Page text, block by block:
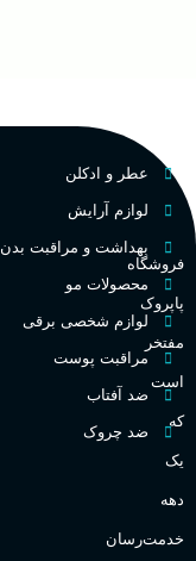
فروشگاه
پاپروک
مفتخر
است
که
یک
دهه
خدمت‌رسان
عطر و ادکلن
لوازم آرایش
بهداشت و مراقبت بدن
محصولات مو
لوازم شخصی برقی
مراقبت پوست
ضد آفتاب
ضد چروک